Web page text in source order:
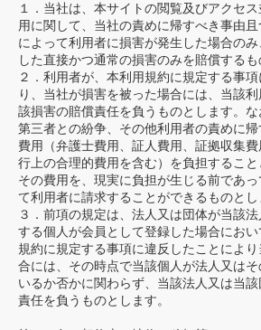
１．当社は、本サイトの閲覧及びアクセ
用に関して、当社の責めに帰すべき事由
によって利用者に損害が発生した場合の
した直接かつ通常の損害のみを賠償するも
２．利用者が、本利用規約に規定する事
り、当社が損害を被った場合には、当該
該損害の賠償責任を負うものとします。
第三者との紛争、その他利用者の責めに
費用（弁護士費用、証人費用、証拠収集
行上の合理的費用を含む）を負担すること
その費用を、現実に負担が生じる前であ
て利用者に請求することができるものとし
３．前項の規定は、法人又は団体が当該
する個人が会員として登録した場合にお
規約に規定する事項に違反したことによ
合には、その時点で当該個人が法人又は
いるか否かに関わらず、当該法人又は当
責任を負うものとします。